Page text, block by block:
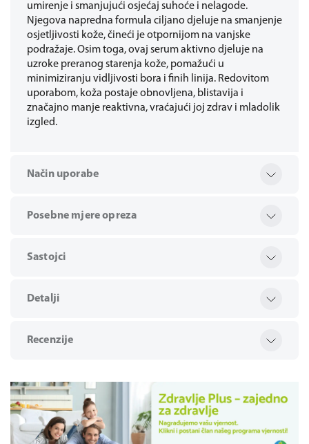
umirenje i smanjujući osjećaj suhoće i nelagode.
Njegova napredna formula ciljano djeluje na smanjenje
osjetljivosti kože, čineći je otpornijom na vanjske
podražaje. Osim toga, ovaj serum aktivno djeluje na
uzroke preranog starenja kože, pomažući u
minimiziranju vidljivosti bora i finih linija. Redovitom
uporabom, koža postaje obnovljena, blistavija i
značajno manje reaktivna, vraćajući joj zdrav i mladolik
izgled.
Način uporabe
Posebne mjere opreza
Sastojci
Detalji
Recenzije